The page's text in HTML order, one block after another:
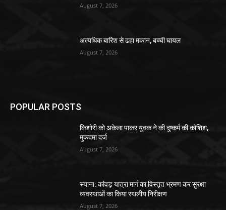
August 7, 2026
अत्यधिक बारिश से ढहा मकान, बच्ची घायल
August 7, 2026
POPULAR POSTS
किशोरी को अकेला पाकर युवक ने की दुष्कर्म की कोशिश,
मुकदमा दर्ज
August 7, 2026
स्याना: कांवड़ यात्रा मार्ग का विस्तृत भ्रमण कर सुरक्षा
व्यवस्थाओं का किया स्थलीय निरीक्षण
August 7, 2026